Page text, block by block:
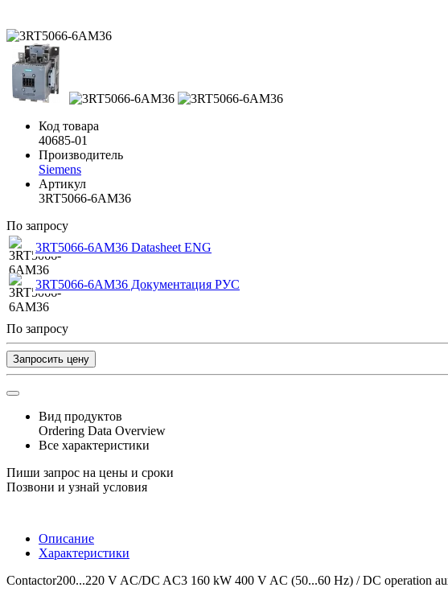
Код товара
40685-01
Производитель
Siemens
Артикул
3RT5066-6AM36
По запросу
3RT5066-6AM36 Datasheet ENG
3RT5066-6AM36 Документация РУС
По запросу
Запросить цену
Вид продуктов
Ordering Data Overview
Все характеристики
Пиши запрос на цены и сроки
Позвони и узнай условия
Описание
Характеристики
Contactor200...220 V AC/DC AC3 160 kW 400 V AC (50...60 Hz) / DC operation